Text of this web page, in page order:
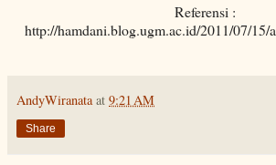
Referensi :
http://hamdani.blog.ugm.ac.id/2011/07/15/
AndyWiranata at 9:21 AM
Share